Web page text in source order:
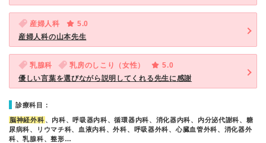
産婦人科
5.0
産婦人科の山本先生
乳腺科 乳房のしこり（女性）
5.0
優しい言葉を選びながら説明してくれる先生に感謝
診療科目：
脳神経外科 、内科、呼吸器内科、循環器内科、消化器内科、内分泌代謝科、糖
尿病科、リウマチ科、血液内科、外科、呼吸器外科、心臓血管外科、消化器外
科、乳腺科、整形…